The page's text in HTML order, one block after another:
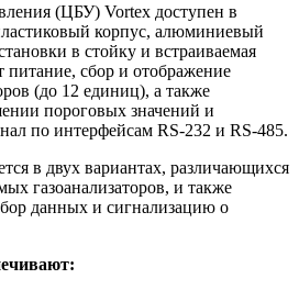
(ЦБУ) Vortex доступен в
корпус, алюминиевый
в стойку и встраиваемая
питание, сбор и отображение
(до 12 единиц), а также
пороговых значений и
по интерфейсам RS-232 и RS-485.
в двух вариантах, различающихся
газоанализаторов, и также
данных и сигнализацию о